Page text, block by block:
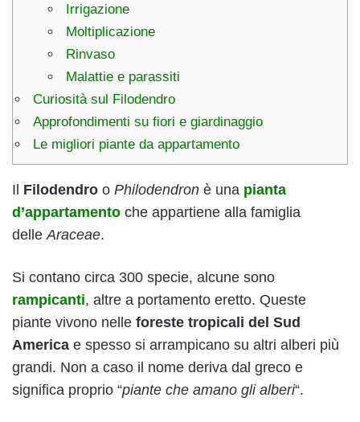
Irrigazione
Moltiplicazione
Rinvaso
Malattie e parassiti
Curiosità sul Filodendro
Approfondimenti su fiori e giardinaggio
Le migliori piante da appartamento
Il Filodendro o Philodendron è una pianta
d’appartamento che appartiene alla famiglia
delle Araceae.
Si contano circa 300 specie, alcune sono
rampicanti, altre a portamento eretto. Queste
piante vivono nelle foreste tropicali del Sud
America e spesso si arrampicano su altri alberi più
grandi. Non a caso il nome deriva dal greco e
significa proprio “piante che amano gli alberi“.